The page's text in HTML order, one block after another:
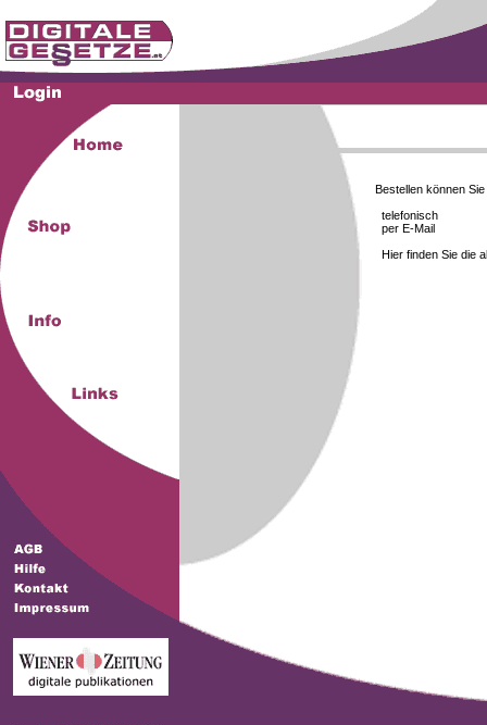
Bestellen können Sie
telefonisch
per E-Mail
Hier finden Sie die